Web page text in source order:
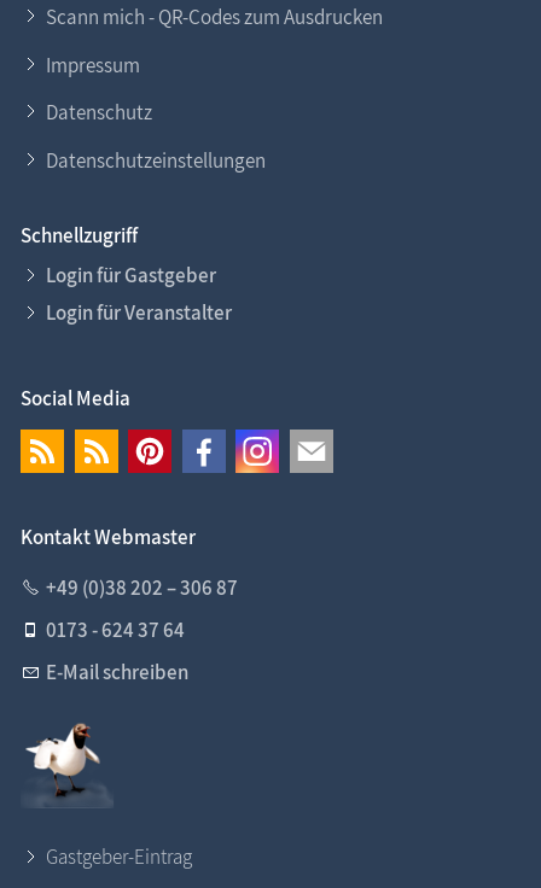
Scann mich - QR-Codes zum Ausdrucken
Impressum
Datenschutz
Datenschutzeinstellungen
Schnellzugriff
Login für Gastgeber
Login für Veranstalter
Social Media
Kontakt Webmaster
+49 (0)38 202 – 306 87
0173 - 624 37 64
E-Mail schreiben
Gastgeber-Eintrag